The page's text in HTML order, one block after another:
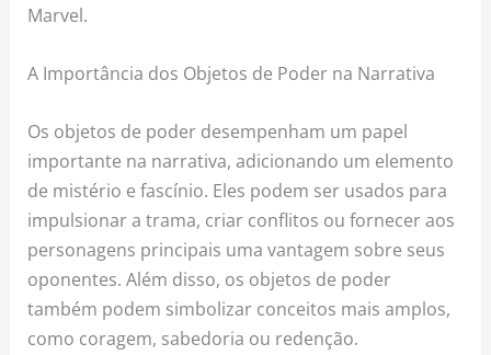
Marvel.
A Importância dos Objetos de Poder na Narrativa
Os objetos de poder desempenham um papel
importante na narrativa, adicionando um elemento
de mistério e fascínio. Eles podem ser usados para
impulsionar a trama, criar conflitos ou fornecer aos
personagens principais uma vantagem sobre seus
oponentes. Além disso, os objetos de poder
também podem simbolizar conceitos mais amplos,
como coragem, sabedoria ou redenção.